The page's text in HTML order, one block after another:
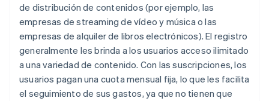
de distribución de contenidos (por ejemplo, las
empresas de streaming de vídeo y música o las
empresas de alquiler de libros electrónicos). El registro
generalmente les brinda a los usuarios acceso ilimitado
a una variedad de contenido. Con las suscripciones, los
usuarios pagan una cuota mensual fija, lo que les facilita
el seguimiento de sus gastos, ya que no tienen que